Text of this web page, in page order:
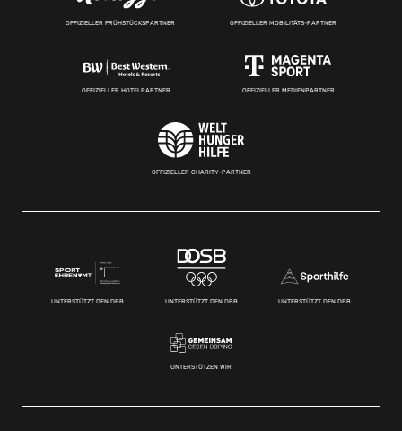
OFFIZIELLER FRÜHSTÜCKSPARTNER OFFIZIELLER MOBILITÄTS-PARTNER
OFFIZIELLER HOTELPARTNER OFFIZIELLER MEDIENPARTNER
OFFIZIELLER CHARITY-PARTNER
UNTERSTÜTZT DEN DBB UNTERSTÜTZT DEN DBB UNTERSTÜTZT DEN DBB
UNTERSTÜTZEN WIR